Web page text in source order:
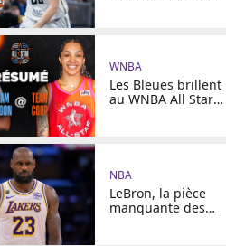
WNBA
Les Bleues brillent
au WNBA All Star
NBA
LeBron, la pièce
manquante des